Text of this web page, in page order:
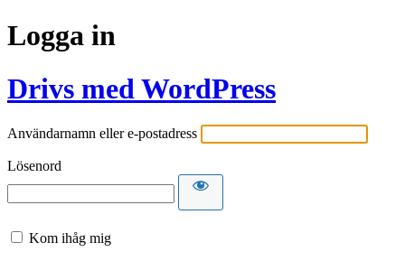
Logga in
Drivs med WordPress
Användarnamn eller e-postadress
Lösenord
Kom ihåg mig